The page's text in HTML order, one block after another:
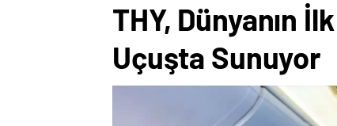
THY, Dünyanın
Uçuşta Sunuyor